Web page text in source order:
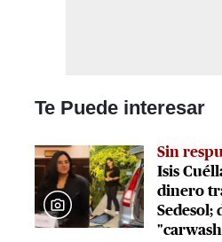
Te Puede interesar
Sin
Isis
dinero
Sedesol;